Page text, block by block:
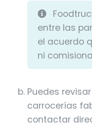
entre las
el acuerdo
ni
Puedes
carrocerías
contactar